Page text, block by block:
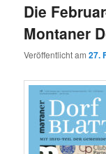
Die
Montaner
Veröffentlicht am27.